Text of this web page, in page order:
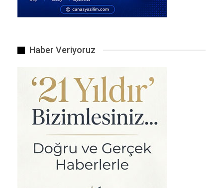
Çözüm Ne?
Araç emisyonlarının sıkı denetimi,
krizle mücadelede kritik adımlar olarak
görülüyor.
“Temiz hava, sadece akciğerlerimiz için değil,
beynimiz için de hayati önem taşıyor.”
Haber Veriyoruz
Haber Veriyoruz